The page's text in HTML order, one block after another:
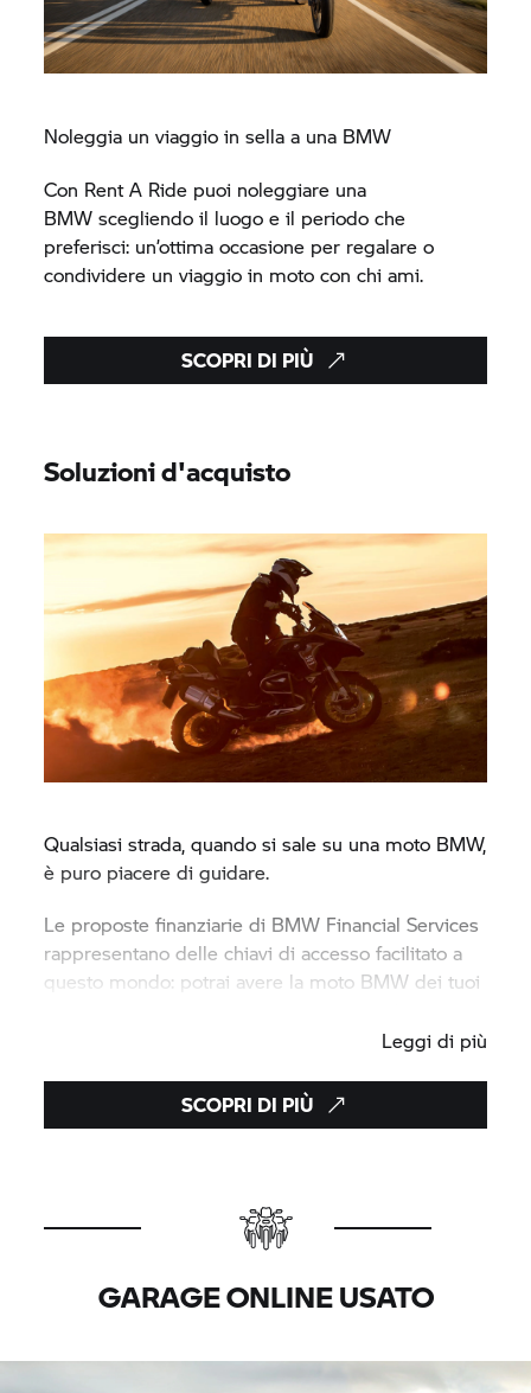
Noleggia un viaggio in sella a una BMW
Con Rent A Ride puoi noleggiare una
BMW scegliendo il luogo e il periodo che
preferisci: un’ottima occasione per regalare o
condividere un viaggio in moto con chi ami.
SCOPRI DI PIÙ
Soluzioni d'acquisto
Qualsiasi strada, quando si sale su una moto BMW,
è puro piacere di guidare.
Le proposte finanziarie di BMW Financial Services
rappresentano delle chiavi di accesso facilitato a
questo mondo: potrai avere la moto BMW dei tuoi
Leggi di più
SCOPRI DI PIÙ
GARAGE ONLINE USATO